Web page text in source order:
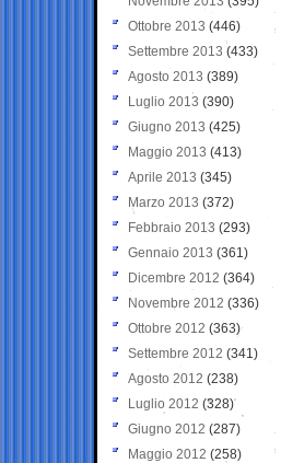
Ottobre 2013 (446)
Settembre 2013 (433)
Agosto 2013 (389)
Luglio 2013 (390)
Giugno 2013 (425)
Maggio 2013 (413)
Aprile 2013 (345)
Marzo 2013 (372)
Febbraio 2013 (293)
Gennaio 2013 (361)
Dicembre 2012 (364)
Novembre 2012 (336)
Ottobre 2012 (363)
Settembre 2012 (341)
Agosto 2012 (238)
Luglio 2012 (328)
Giugno 2012 (287)
Maggio 2012 (258)